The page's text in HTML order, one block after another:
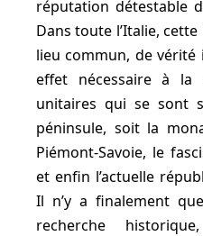
réputation détestable
Dans toute l’Italie,
lieu commun, de vérité
effet nécessaire à la
unitaires qui se sont
péninsule, soit la
Piémont-Savoie, le
et enfin l’actuelle
Il n’y a finalement
recherche